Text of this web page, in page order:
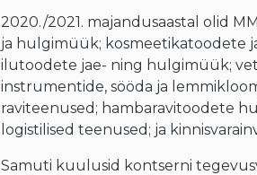
2020./2021. majandusaastal olid
ja hulgimüük; kosmeetikatoodete
ilutoodete jae- ning hulgimüük;
instrumentide, sööda ja
raviteenused; hambaravitoodete
logistilised teenused; ja
Samuti kuulusid kontserni